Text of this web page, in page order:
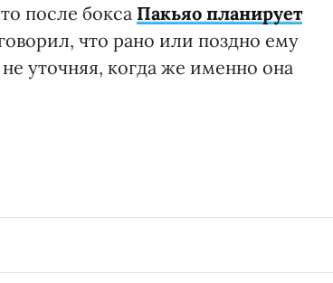
после бокса Пакьяо планирует
что рано или поздно ему
уточняя, когда же именно она